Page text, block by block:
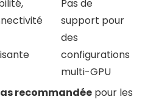
Pas de
support pour
des
configurations
multi-GPU
recommandée pour les